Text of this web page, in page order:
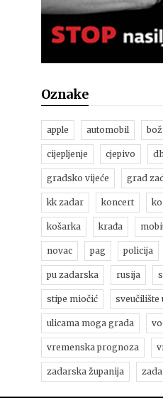
Oznake
apple automobil
cijepljenje cjepivo
gradsko vijeće grad
kk zadar koncert
košarka krađa
novac pag policija
pu zadarska rusija
stipe miočić sveučilište
ulicama moga grada
vremenska prognoza
zadarska županija